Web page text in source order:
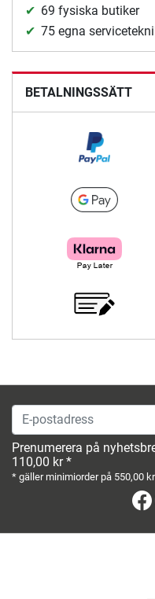
69 fysiska butiker
75 egna
BETALNINGSSÄTT
E-postadress
Prenumerera på
110,00 kr *
* gäller minimiorder på 550,00 kr